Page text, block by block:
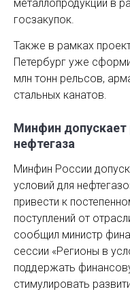
металлопродукции в
госзакупок.
Также в рамках
Петербург уже
млн тонн рельсов,
стальных канатов.
Минфин допускает
нефтегаза
Минфин России
условий для
привести к
поступлений от
сообщил министр
сессии «Регионы в
поддержать
стимулировать